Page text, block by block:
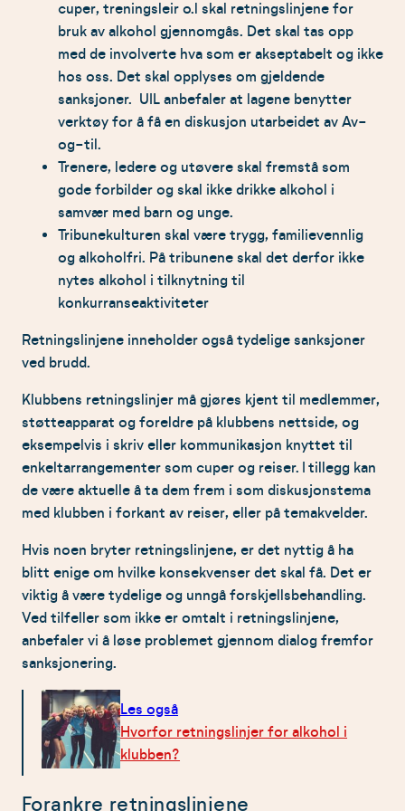
cuper, treningsleir o.l skal retningslinjene for
bruk av alkohol gjennomgås. Det skal tas opp
med de involverte hva som er akseptabelt og ikke
hos oss. Det skal opplyses om gjeldende
sanksjoner. UIL anbefaler at lagene benytter
verktøy for å få en diskusjon utarbeidet av Av-
og-til.
Trenere, ledere og utøvere skal fremstå som
gode forbilder og skal ikke drikke alkohol i
samvær med barn og unge.
Tribunekulturen skal være trygg, familievennlig
og alkoholfri. På tribunene skal det derfor ikke
nytes alkohol i tilknytning til
konkurranseaktiviteter
Retningslinjene inneholder også tydelige sanksjoner
ved brudd.
Klubbens retningslinjer må gjøres kjent til medlemmer,
støtteapparat og foreldre på klubbens nettside, og
eksempelvis i skriv eller kommunikasjon knyttet til
enkeltarrangementer som cuper og reiser. I tillegg kan
de være aktuelle å ta dem frem i som diskusjonstema
med klubben i forkant av reiser, eller på temakvelder.
Hvis noen bryter retningslinjene, er det nyttig å ha
blitt enige om hvilke konsekvenser det skal få. Det er
viktig å være tydelige og unngå forskjellsbehandling.
Ved tilfeller som ikke er omtalt i retningslinjene,
anbefaler vi å løse problemet gjennom dialog fremfor
sanksjonering.
Les også
Hvorfor retningslinjer for alkohol i
klubben?
Forankre retningslinjene